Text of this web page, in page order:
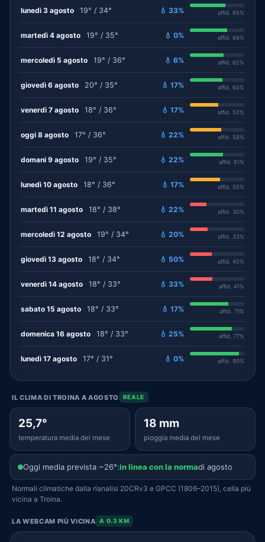
lunedì 3 agosto 19° / 34° 💧 33% affid. 65%
martedì 4 agosto 19° / 35° 💧 0% affid. 68%
mercoledì 5 agosto 19° / 36° 💧 6% affid. 62%
giovedì 6 agosto 20° / 35° 💧 17% affid. 60%
venerdì 7 agosto 18° / 36° 💧 17% affid. 52%
oggi 8 agosto 17° / 36° 💧 22% affid. 58%
domani 9 agosto 19° / 35° 💧 22% affid. 61%
lunedì 10 agosto 18° / 36° 💧 17% affid. 55%
martedì 11 agosto 18° / 38° 💧 22% affid. 30%
mercoledì 12 agosto 19° / 34° 💧 20% affid. 33%
giovedì 13 agosto 18° / 34° 💧 50% affid. 40%
venerdì 14 agosto 18° / 33° 💧 33% affid. 41%
sabato 15 agosto 18° / 33° 💧 17% affid. 71%
domenica 16 agosto 18° / 33° 💧 25% affid. 77%
lunedì 17 agosto 17° / 31° 💧 0% affid. 90%
IL CLIMA DI TROINA A AGOSTO REALE
25,7°
temperatura media del mese
18 mm
pioggia media del mese
Oggi media prevista ~26°:in linea con la normadi agosto
Normali climatiche dalla rianalisi 20CRv3 e GPCC (1806–2015), cella più
vicina a Troina.
LA WEBCAM PIÙ VICINA A 0.3 KM